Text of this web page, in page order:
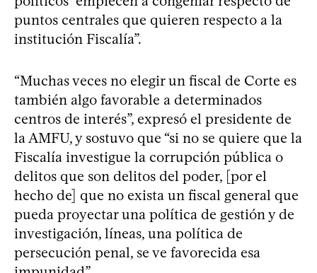
puntos centrales que quieren respecto a la
institución Fiscalía”.
“Muchas veces no elegir un fiscal de Corte es
también algo favorable a determinados
centros de interés”, expresó el presidente de
la AMFU, y sostuvo que “si no se quiere que la
Fiscalía investigue la corrupción pública o
delitos que son delitos del poder, [por el
hecho de] que no exista un fiscal general que
pueda proyectar una política de gestión y de
investigación, líneas, una política de
persecución penal, se ve favorecida esa